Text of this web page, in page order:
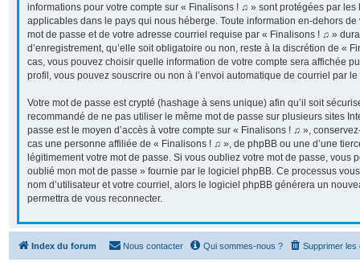
informations pour votre compte sur « Finalisons ! ♫ » sont protégées par
applicables dans le pays qui nous héberge. Toute information en-dehors de
mot de passe et de votre adresse courriel requise par « Finalisons ! ♫ »
d’enregistrement, qu’elle soit obligatoire ou non, reste à la discrétion de «
cas, vous pouvez choisir quelle information de votre compte sera affichée
profil, vous pouvez souscrire ou non à l’envoi automatique de courriel par
Votre mot de passe est crypté (hashage à sens unique) afin qu’il soit
recommandé de ne pas utiliser le même mot de passe sur plusieurs sites
passe est le moyen d’accès à votre compte sur « Finalisons ! ♫ »,
cas une personne affiliée de « Finalisons ! ♫ », de phpBB ou une d’une
légitimement votre mot de passe. Si vous oubliez votre mot de passe, vous
oublié mon mot de passe » fournie par le logiciel phpBB. Ce processus
nom d’utilisateur et votre courriel, alors le logiciel phpBB générera un
permettra de vous reconnecter.
Index du forum Supprimer les
Qui sommes-nous ?
Nous contacter